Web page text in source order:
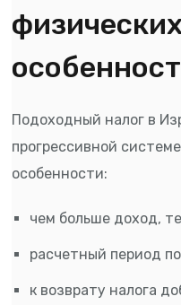
Подоходный налог в
прогрессивной
особенности:
чем больше доход,
расчетный период
к возврату налога